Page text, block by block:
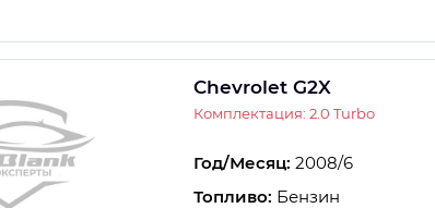
Chevrolet G2X
Комплектация: 2.0 Turbo
Год/Месяц: 2008/6
Топливо: Бензин